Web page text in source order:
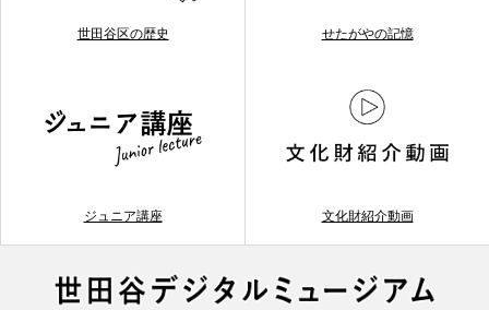
世田谷区の歴史 せたがやの記憶
ジュニア講座 文化財紹介動画